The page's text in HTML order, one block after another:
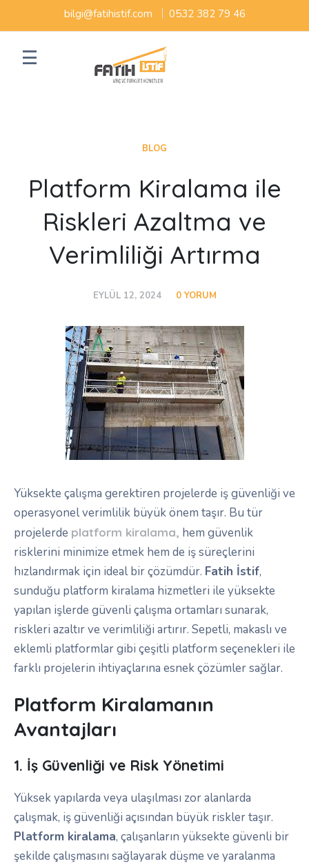
bilgi@fatihistif.com 0532 382 79 46
BLOG
Platform Kiralama ile
Riskleri Azaltma ve
Verimliliği Artırma
EYLÜL 12, 2024 0 YORUM
Yüksekte çalışma gerektiren projelerde iş güvenliği ve
operasyonel verimlilik büyük önem taşır. Bu tür
projelerde platform kiralama, hem güvenlik
risklerini minimize etmek hem de iş süreçlerini
hızlandırmak için ideal bir çözümdür. Fatih İstif,
sunduğu platform kiralama hizmetleri ile yüksekte
yapılan işlerde güvenli çalışma ortamları sunarak,
riskleri azaltır ve verimliliği artırır. Sepetli, makaslı ve
eklemli platformlar gibi çeşitli platform seçenekleri ile
farklı projelerin ihtiyaçlarına esnek çözümler sağlar.
Platform Kiralamanın
Avantajları
1. İş Güvenliği ve Risk Yönetimi
Yüksek yapılarda veya ulaşılması zor alanlarda
çalışmak, iş güvenliği açısından büyük riskler taşır.
Platform kiralama, çalışanların yüksekte güvenli bir
şekilde çalışmasını sağlayarak düşme ve yaralanma